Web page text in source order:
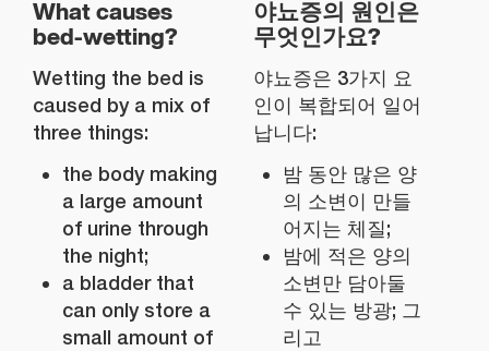
What causes
bed-wetting?
Wetting the bed is
caused by a mix of
three things:
the body making
a large amount
of urine through
the night;
a bladder that
can only store a
small amount of
야뇨증의 원인은
무엇인가요?
야뇨증은 3가지 요
인이 복합되어 일어
납니다:
밤 동안 많은 양
의 소변이 만들
어지는 체질;
밤에 적은 양의
소변만 담아둘
수 있는 방광; 그
리고